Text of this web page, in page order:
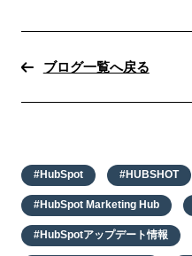
ブログ一覧へ戻る
#HubSpot #HUBSHOT
#HubSpot Marketing Hub
#HubSpotアップデート情報